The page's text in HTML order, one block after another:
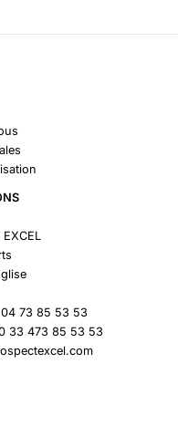
EXCEL
73 85 53 53
33 473 85 53 53